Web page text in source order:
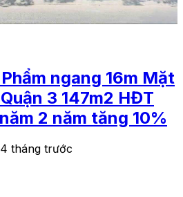
ngang 16m Mặt
3 147m2 HĐT
2 năm tăng 10%
4 tháng trước